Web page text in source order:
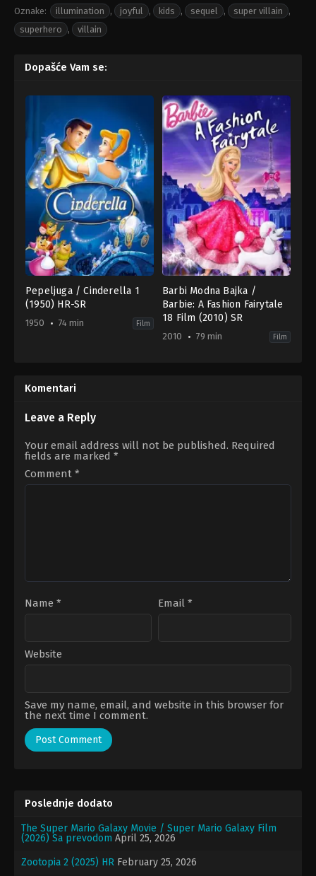
Oznake: illumination , joyful , kids , sequel , super villain
,
superhero
, villain
Dopašće Vam se:
Pepeljuga / Cinderella 1
(1950) HR-SR
1950 74 min Film
02-
22
Geronimi,Hamilton
Wilfred
Barbi Modna Bajka /
Barbie: A Fashion Fairytale
18 Film (2010) SR
2010 79 min Film
Komentari
Leave a Reply
Your email address will not be published. Required
fields are marked *
Comment *
Name * Email *
Website
Save my name, email, and website in this browser for
the next time I comment.
Poslednje dodato
The Super Mario Galaxy Movie / Super Mario Galaxy Film
(2026) Sa prevodom April 25, 2026
Zootopia 2 (2025) HR February 25, 2026